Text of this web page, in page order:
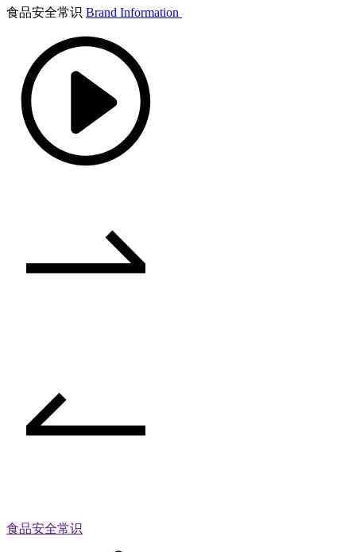
食品安全常识 Brand Information
食品安全常识